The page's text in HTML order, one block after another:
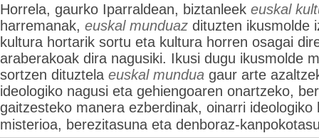
Horrela, gaurko Iparraldean, biztanleek euskal
harremanak, euskal munduaz dituzten ikusmolde
kultura hortarik sortu eta kultura horren osagai
araberakoak dira nagusiki. Ikusi dugu ikusmolde
sortzen dituztela euskal mundua gaur arte
ideologiko nagusi eta gehiengoaren onartzeko,
gaitzesteko manera ezberdinak, oinarri ideologiko
misterioa, berezitasuna eta denboraz-